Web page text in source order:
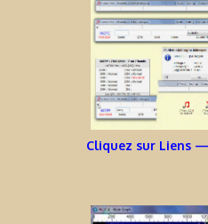
Cliquez sur Liens